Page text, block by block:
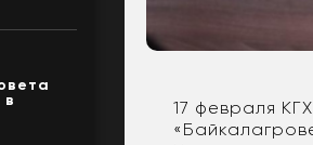
в
17 февраля